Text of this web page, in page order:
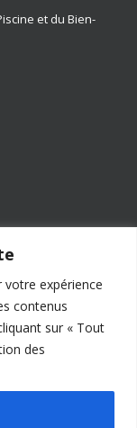
expérience
contenus
sur « Tout
des
et du Bien-